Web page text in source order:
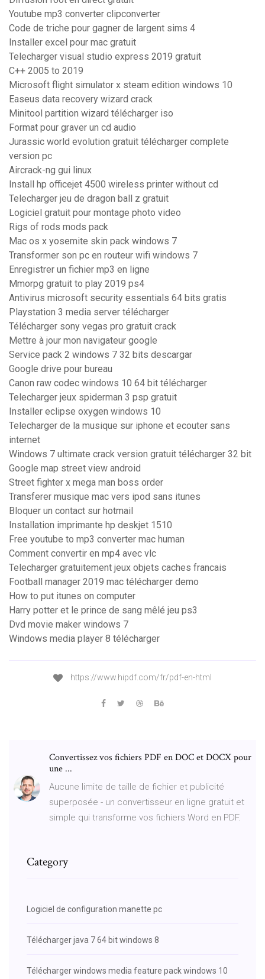
Youtube mp3 converter clipconverter
Code de triche pour gagner de largent sims 4
Installer excel pour mac gratuit
Telecharger visual studio express 2019 gratuit
C++ 2005 to 2019
Microsoft flight simulator x steam edition windows 10
Easeus data recovery wizard crack
Minitool partition wizard télécharger iso
Format pour graver un cd audio
Jurassic world evolution gratuit télécharger complete
version pc
Aircrack-ng gui linux
Install hp officejet 4500 wireless printer without cd
Telecharger jeu de dragon ball z gratuit
Logiciel gratuit pour montage photo video
Rigs of rods mods pack
Mac os x yosemite skin pack windows 7
Transformer son pc en routeur wifi windows 7
Enregistrer un fichier mp3 en ligne
Mmorpg gratuit to play 2019 ps4
Antivirus microsoft security essentials 64 bits gratis
Playstation 3 media server télécharger
Télécharger sony vegas pro gratuit crack
Mettre à jour mon navigateur google
Service pack 2 windows 7 32 bits descargar
Google drive pour bureau
Canon raw codec windows 10 64 bit télécharger
Telecharger jeux spiderman 3 psp gratuit
Installer eclipse oxygen windows 10
Telecharger de la musique sur iphone et ecouter sans
internet
Windows 7 ultimate crack version gratuit télécharger 32 bit
Google map street view android
Street fighter x mega man boss order
Transferer musique mac vers ipod sans itunes
Bloquer un contact sur hotmail
Installation imprimante hp deskjet 1510
Free youtube to mp3 converter mac human
Comment convertir en mp4 avec vlc
Telecharger gratuitement jeux objets caches francais
Football manager 2019 mac télécharger demo
How to put itunes on computer
Harry potter et le prince de sang mêlé jeu ps3
Dvd movie maker windows 7
Windows media player 8 télécharger
https://www.hipdf.com/fr/pdf-en-html
Convertissez vos fichiers PDF en DOC et DOCX pour
une ...
Aucune limite de taille de fichier et publicité
superposée - un convertisseur en ligne gratuit et
simple qui transforme vos fichiers Word en PDF.
Category
Logiciel de configuration manette pc
Télécharger java 7 64 bit windows 8
Télécharger windows media feature pack windows 10